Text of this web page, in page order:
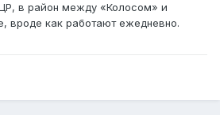
в район между «Колосом» и
вроде как работают ежедневно.